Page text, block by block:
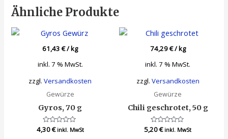
Ähnliche Produkte
61,43€/kg
inkl. 7 % MwSt.
zzgl.Versandkosten
Gewürze
Gyros, 70 g
Bewertet
4,30€ inkl. MwSt
74,29€/kg
inkl. 7 % MwSt.
zzgl. Versandkosten
Gewürze
Chili geschrotet, 50 g
Bewertet
5,20€ inkl. MwSt